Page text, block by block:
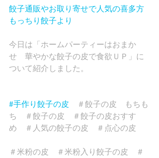
餃子通販やお取り寄せで人気の喜多方
もっちり餃子より
今日は「ホームパーティーはおまか
せ　華やかな餃子の皮で食欲ＵＰ」に
ついて紹介しました。
#手作り餃子の皮 ＃餃子の皮　もちも
ち　＃餃子の皮　＃餃子の皮おすす
め　＃人気の餃子の皮　＃点心の皮
＃米粉の皮　＃米粉入り餃子の皮　＃